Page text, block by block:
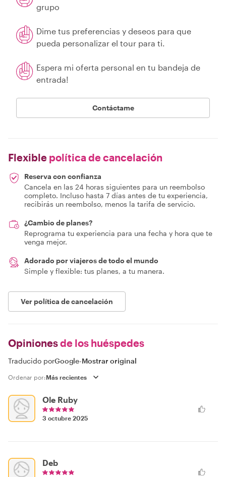
grupo
Dime tus preferencias y deseos para que
pueda personalizar el tour para ti.
Espera mi oferta personal en tu bandeja de
entrada!
Contáctame
Flexible política de cancelación
Reserva con confianza
Cancela en las 24 horas siguientes para un reembolso
completo. Incluso hasta 7 días antes de tu experiencia,
recibirás un reembolso, menos la tarifa de servicio.
¿Cambio de planes?
Reprograma tu experiencia para una fecha y hora que te
venga mejor.
Adorado por viajeros de todo el mundo
Simple y flexible: tus planes, a tu manera.
Ver política de cancelación
Opinionesde los huéspedes
Traducido porGoogle-Mostrar original
Ordenar por:
Ole Ruby
3 octubre 2025
Deb